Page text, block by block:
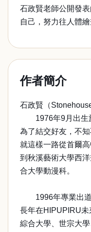
石政賢老師公開發
自己，努力往人體
作者簡介
石政賢（Stonehouse
1976年9月出生於
為了結交好友，不
就這樣一路從首爾
到秋溪藝術大學西
合大學動漫科。
1996年專業出道
長年在HIPUPIRU
綜合大學、世宗大